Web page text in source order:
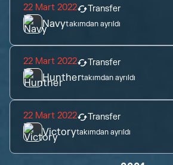
22 Mart 2022 Transfer
Navytakımdan ayrıldı
22 Mart 2022 Transfer
Hunthertakımdan ayrıldı
22 Mart 2022 Transfer
Victorytakımdan ayrıldı